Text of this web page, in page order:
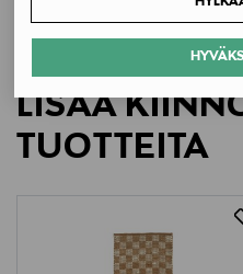
Primadonna S.p.A.
Valmistajan osoite
Lageweg 4, 9260
LISÄÄ
TUOTTEITA